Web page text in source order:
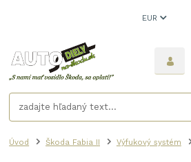
EUR
Úvod Škoda Fabia II Výfukový systém